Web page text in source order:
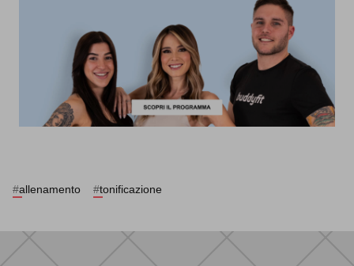
#allenamento #tonificazione